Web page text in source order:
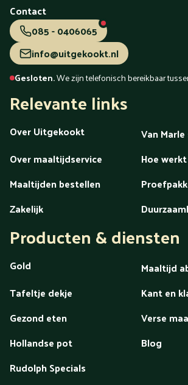
Contact
085 - 0406065
info@uitgekookt.nl
Gesloten.We zijn telefonisch bereikbaar
Relevante links
Over Uitgekookt
Van
Over maaltijdservice
Hoe
Maaltijden bestellen
Zakelijk
Producten & diensten
Gold
Maaltijd
Tafeltje dekje
Kant en
Gezond eten
Verse
Hollandse pot
Blog
Rudolph Specials